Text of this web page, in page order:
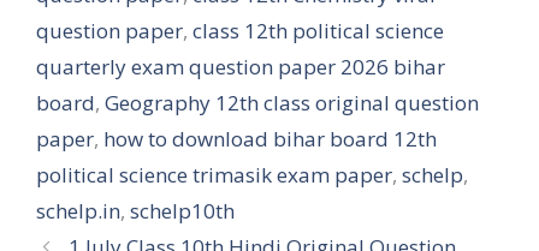
question paper, class 12th political science
quarterly exam question paper 2026 bihar
board, Geography 12th class original question
paper, how to download bihar board 12th
political science trimasik exam paper, schelp,
schelp.in, schelp10th